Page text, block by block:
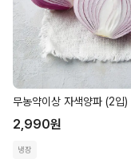
무농약이상 자색양파 (2입)
2,990원
냉장